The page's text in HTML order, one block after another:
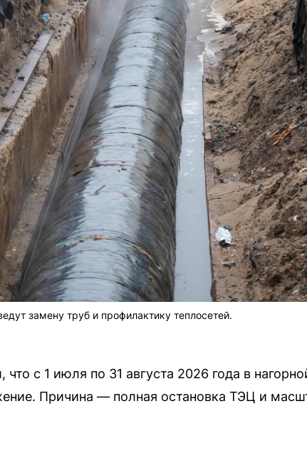
замену труб и профилактику теплосетей.
с 1 июля по 31 августа 2026 года в
Причина — полная остановка ТЭЦ и